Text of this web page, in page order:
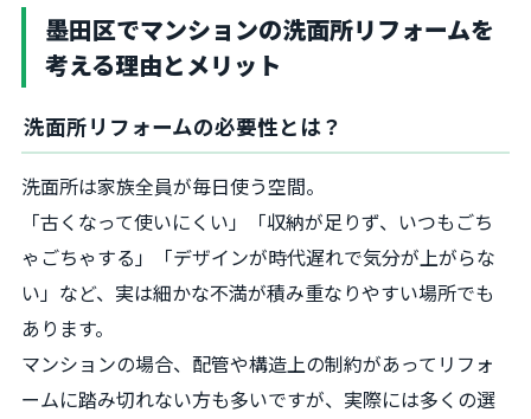
墨田区でマンションの洗面所リフォームを
考える理由とメリット
洗面所リフォームの必要性とは？
洗面所は家族全員が毎日使う空間。
「古くなって使いにくい」「収納が足りず、いつもごち
ゃごちゃする」「デザインが時代遅れで気分が上がらな
い」など、実は細かな不満が積み重なりやすい場所でも
あります。
マンションの場合、配管や構造上の制約があってリフォ
ームに踏み切れない方も多いですが、実際には多くの選